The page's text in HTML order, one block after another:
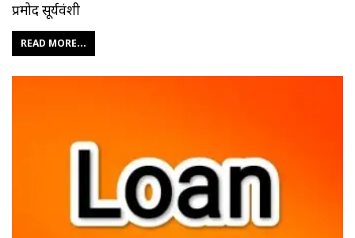
प्रमोद सूर्यवंशी
READ MORE...